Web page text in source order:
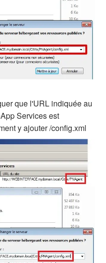
que l'URL indiquée au
Services est
y ajouter /config.xml